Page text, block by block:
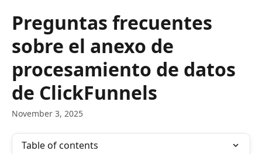
Preguntas frecuentes
sobre el anexo de
procesamiento de datos
de ClickFunnels
November 3, 2025
Table of contents